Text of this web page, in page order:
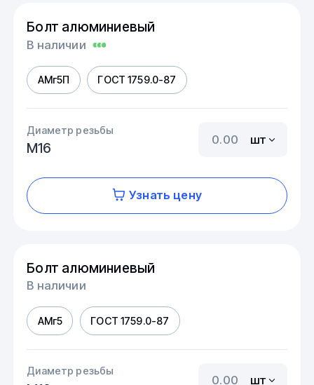
Болт алюминиевый
В наличии
АМг5П ГОСТ 1759.0-87
Диаметр резьбы
М16
шт
Узнать цену
Болт алюминиевый
В наличии
АМг5 ГОСТ 1759.0-87
Диаметр резьбы
шт